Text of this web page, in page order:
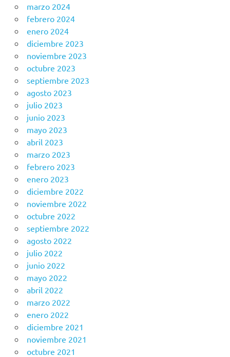
marzo 2024
febrero 2024
enero 2024
diciembre 2023
noviembre 2023
octubre 2023
septiembre 2023
agosto 2023
julio 2023
junio 2023
mayo 2023
abril 2023
marzo 2023
febrero 2023
enero 2023
diciembre 2022
noviembre 2022
octubre 2022
septiembre 2022
agosto 2022
julio 2022
junio 2022
mayo 2022
abril 2022
marzo 2022
enero 2022
diciembre 2021
noviembre 2021
octubre 2021